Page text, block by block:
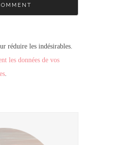
réduire les indésirables.
les données de vos
.